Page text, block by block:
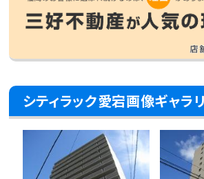
シティラック愛宕画像ギャラ